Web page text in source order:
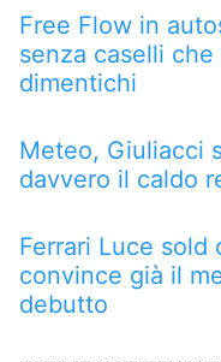
Free Flow in
senza caselli
dimentichi
Meteo, Giuliacci
davvero il caldo
Ferrari Luce sold
convince già il
debutto